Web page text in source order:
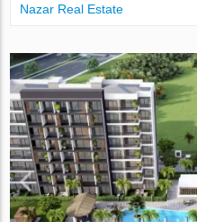
Nazar Real Estate